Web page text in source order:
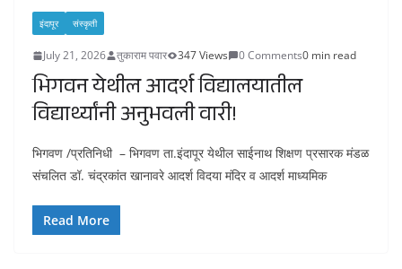
इंदापूर संस्कृती
July 21, 2026 तुकाराम पवार 347 Views 0 Comments0 min read
भिगवन येथील आदर्श विद्यालयातील
विद्यार्थ्यांनी अनुभवली वारी!
भिगवण /प्रतिनिधी – भिगवण ता.इंदापूर येथील साईनाथ शिक्षण प्रसारक मंडळ
संचलित डॉ. चंद्रकांत खानावरे आदर्श विदया मंदिर व आदर्श माध्यमिक
Read More